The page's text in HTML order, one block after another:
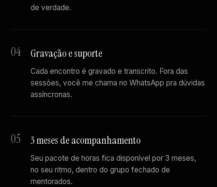
de verdade.
04 Gravação e suporte
Cada encontro é gravado e transcrito. Fora das
sessões, você me chama no WhatsApp pra dúvidas
assíncronas.
05 3 meses de acompanhamento
Seu pacote de horas fica disponível por 3 meses,
no seu ritmo, dentro do grupo fechado de
mentorados.